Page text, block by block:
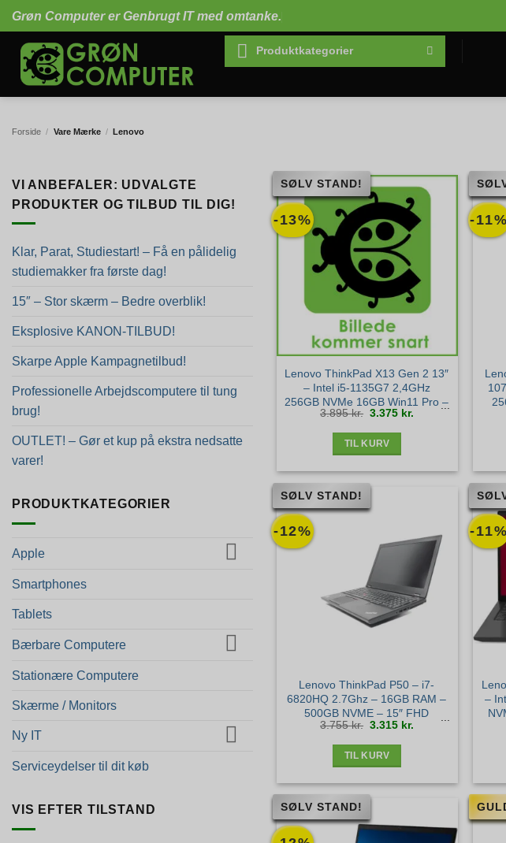
Fortsæt
til
indhold
Grøn Computer er Genbrugt IT med omtanke.
Produktkategorier
Forside / Vare Mærke / Lenovo
VI ANBEFALER: UDVALGTE
PRODUKTER OG TILBUD TIL DIG!
Klar, Parat, Studiestart! – Få en pålidelig
studiemakker fra første dag!
15″ – Stor skærm – Bedre overblik!
Eksplosive KANON-TILBUD!
Skarpe Apple Kampagnetilbud!
Professionelle Arbejdscomputere til tung
brug!
OUTLET! – Gør et kup på ekstra nedsatte
varer!
PRODUKTKATEGORIER
Apple
Smartphones
Tablets
Bærbare Computere
Stationære Computere
Skærme / Monitors
Ny IT
Serviceydelser til dit køb
VIS EFTER TILSTAND
-13%
SØLV STAND!
Lenovo ThinkPad X13 Gen 2 13″
– Intel i5-1135G7 2,4GHz
256GB NVMe 16GB Win11 Pro –
Sølv stand
3.895kr. Den
oprindelige
pris
3.375 kr.
TIL KURV
-11%
-12%
SØLV STAND!
Lenovo ThinkPad P50 – i7-
6820HQ 2.7Ghz – 16GB RAM –
500GB NVME – 15″ FHD
QUADRO M2000m – Sølv stand
3.755kr. Den
oprindelige
pris
3.315 kr.
TIL KURV
-11%
–
SØLV STAND!